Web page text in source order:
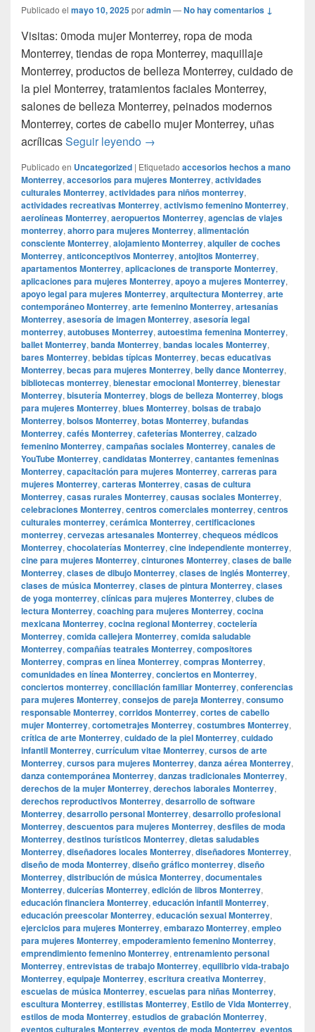
Publicado el mayo 10, 2025poradmin—No hay comentarios ↓
Visitas: 0moda mujer Monterrey, ropa de moda
Monterrey, tiendas de ropa Monterrey, maquillaje
Monterrey, productos de belleza Monterrey, cuidado de
la piel Monterrey, tratamientos faciales Monterrey,
salones de belleza Monterrey, peinados modernos
Monterrey, cortes de cabello mujer Monterrey, uñas
acrílicasSeguir leyendo Smoke Shop Monterrey
→
Publicado en Uncategorized | Etiquetado accesorios hechos a mano
Monterrey, accesorios para mujeres Monterrey, actividades
culturales Monterrey, actividades para niños monterrey,
actividades recreativas Monterrey, activismo femenino Monterrey,
aerolíneas Monterrey, aeropuertos Monterrey, agencias de viajes
monterrey, ahorro para mujeres Monterrey, alimentación
consciente Monterrey, alojamiento Monterrey, alquiler de coches
Monterrey, anticonceptivos Monterrey, antojitos Monterrey,
apartamentos Monterrey, aplicaciones de transporte Monterrey,
aplicaciones para mujeres Monterrey, apoyo a mujeres Monterrey,
apoyo legal para mujeres Monterrey, arquitectura Monterrey, arte
contemporáneo Monterrey, arte femenino Monterrey, artesanías
Monterrey, asesoría de imagen Monterrey, asesoría legal
monterrey, autobuses Monterrey, autoestima femenina Monterrey,
ballet Monterrey, banda Monterrey, bandas locales Monterrey,
bares Monterrey, bebidas típicas Monterrey, becas educativas
Monterrey, becas para mujeres Monterrey, belly dance Monterrey,
bibliotecas monterrey, bienestar emocional Monterrey, bienestar
Monterrey, bisutería Monterrey, blogs de belleza Monterrey, blogs
para mujeres Monterrey, blues Monterrey, bolsas de trabajo
Monterrey, bolsos Monterrey, botas Monterrey, bufandas
Monterrey, cafés Monterrey, cafeterías Monterrey, calzado
femenino Monterrey, campañas sociales Monterrey, canales de
YouTube Monterrey, candidatas Monterrey, cantantes femeninas
Monterrey, capacitación para mujeres Monterrey, carreras para
mujeres Monterrey, carteras Monterrey, casas de cultura
Monterrey, casas rurales Monterrey, causas sociales Monterrey,
celebraciones Monterrey, centros comerciales monterrey, centros
culturales monterrey, cerámica Monterrey, certificaciones
monterrey, cervezas artesanales Monterrey, chequeos médicos
Monterrey, chocolaterías Monterrey, cine independiente monterrey,
cine para mujeres Monterrey, cinturones Monterrey, clases de baile
Monterrey, clases de dibujo Monterrey, clases de inglés Monterrey,
clases de música Monterrey, clases de pintura Monterrey, clases
de yoga monterrey, clínicas para mujeres Monterrey, clubes de
lectura Monterrey, coaching para mujeres Monterrey, cocina
mexicana Monterrey, cocina regional Monterrey, coctelería
Monterrey, comida callejera Monterrey, comida saludable
Monterrey, compañías teatrales Monterrey, compositores
Monterrey, compras en línea Monterrey, compras Monterrey,
comunidades en línea Monterrey, conciertos en Monterrey,
conciertos monterrey, conciliación familiar Monterrey, conferencias
para mujeres Monterrey, consejos de pareja Monterrey, consumo
responsable Monterrey, corridos Monterrey, cortes de cabello
mujer Monterrey, cortometrajes Monterrey, costumbres Monterrey,
crítica de arte Monterrey, cuidado de la piel Monterrey, cuidado
infantil Monterrey, currículum vitae Monterrey, cursos de arte
Monterrey, cursos para mujeres Monterrey, danza aérea Monterrey,
danza contemporánea Monterrey, danzas tradicionales Monterrey,
derechos de la mujer Monterrey, derechos laborales Monterrey,
derechos reproductivos Monterrey, desarrollo de software
Monterrey, desarrollo personal Monterrey, desarrollo profesional
Monterrey, descuentos para mujeres Monterrey, desfiles de moda
Monterrey, destinos turísticos Monterrey, dietas saludables
Monterrey, diseñadores locales Monterrey, diseñadores Monterrey,
diseño de moda Monterrey, diseño gráfico monterrey, diseño
Monterrey, distribución de música Monterrey, documentales
Monterrey, dulcerías Monterrey, edición de libros Monterrey,
educación financiera Monterrey, educación infantil Monterrey,
educación preescolar Monterrey, educación sexual Monterrey,
ejercicios para mujeres Monterrey, embarazo Monterrey, empleo
para mujeres Monterrey, empoderamiento femenino Monterrey,
emprendimiento femenino Monterrey, entrenamiento personal
Monterrey, entrevistas de trabajo Monterrey, equilibrio vida-trabajo
Monterrey, equipaje Monterrey, escritura creativa Monterrey,
escuelas de música Monterrey, escuelas para niñas Monterrey,
escultura Monterrey, estilistas Monterrey, Estilo de Vida Monterrey,
estilos de moda Monterrey, estudios de grabación Monterrey,
eventos culturales Monterrey, eventos de moda Monterrey, eventos